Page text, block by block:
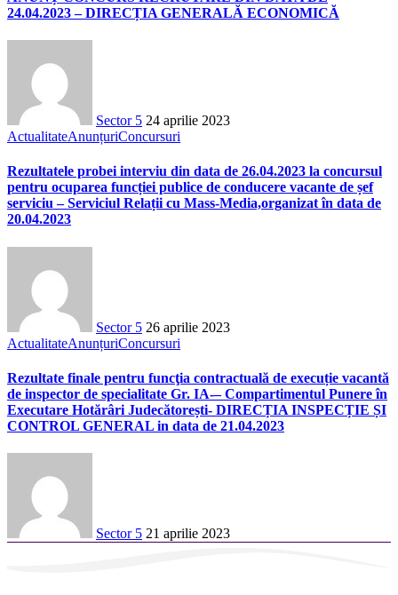
24.04.2023 – DIRECȚIA GENERALĂ ECONOMICĂ
Sector 5 24 aprilie 2023
ActualitateAnunțuriConcursuri
Rezultatele probei interviu din data de 26.04.2023 la concursul
pentru ocuparea funcției publice de conducere vacante de șef
serviciu – Serviciul Relații cu Mass-Media,organizat în data de
20.04.2023
Sector 5 26 aprilie 2023
ActualitateAnunțuriConcursuri
Rezultate finale pentru funcţia contractuală de execuție vacantă
de inspector de specialitate Gr. IA-– Compartimentul Punere în
Executare Hotărâri Judecătorești- DIRECȚIA INSPECȚIE ȘI
CONTROL GENERAL in data de 21.04.2023
Sector 5 21 aprilie 2023